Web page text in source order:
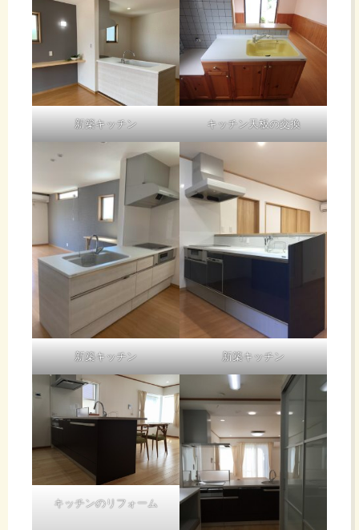
新築キッチン キッチン天板の交換
新築キッチン 新築キッチン
キッチンのリフォーム